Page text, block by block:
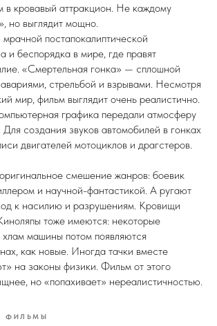
в кровавый аттракцион. Не каждому
но выглядит мощно.
постапокалиптической
и беспорядка в мире, где правят
«Смертельная гонка» — сплошной
стрельбой и взрывами. Несмотря
мир, фильм выглядит очень реалистично.
графика передали атмосферу
создания звуков автомобилей в гонках
двигателей мотоциклов и драгстеров.
смешение жанров: боевик
и научной-фантастикой. А ругают
к насилию и разрушениям. Кровищи
тоже имеются: некоторые
машины потом появляются
как новые. Иногда тачки вместе
на законы физики. Фильм от этого
но «попахивает» нереалистичностью.
ФИЛЬМЫ